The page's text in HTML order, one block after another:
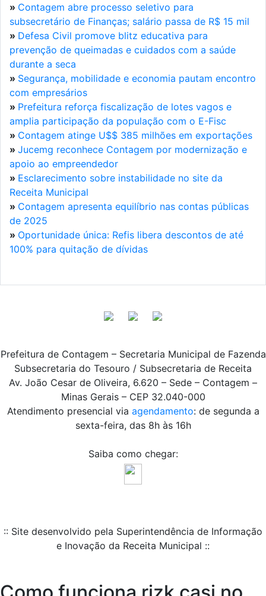
» Contagem abre processo seletivo para
subsecretário de Finanças; salário passa de R$ 15 mil
» Defesa Civil promove blitz educativa para
prevenção de queimadas e cuidados com a saúde
durante a seca
» Segurança, mobilidade e economia pautam encontro
com empresários
» Prefeitura reforça fiscalização de lotes vagos e
amplia participação da população com o E-Fisc
» Contagem atinge U$$ 385 milhões em exportações
» Jucemg reconhece Contagem por modernização e
apoio ao empreendedor
» Esclarecimento sobre instabilidade no site da
Receita Municipal
» Contagem apresenta equilíbrio nas contas públicas
de 2025
» Oportunidade única: Refis libera descontos de até
100% para quitação de dívidas
Prefeitura de Contagem – Secretaria Municipal de Fazenda
Subsecretaria do Tesouro / Subsecretaria de Receita
Av. João Cesar de Oliveira, 6.620 – Sede – Contagem –
Minas Gerais – CEP 32.040-000
Atendimento presencial via agendamento: de segunda a
sexta-feira, das 8h às 16h
Saiba como chegar:
:: Site desenvolvido pela Superintendência de Informação
e Inovação da Receita Municipal ::